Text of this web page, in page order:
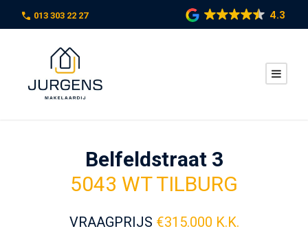
013 303 22 27 4.3
Belfeldstraat 3
5043 WT TILBURG
VRAAGPRIJS €315.000 K.K.